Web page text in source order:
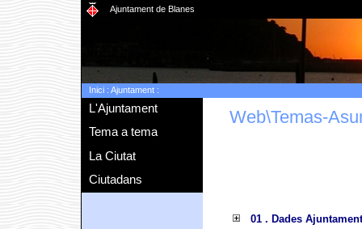
Ajuntament de Blanes
Inici: Ajuntament:
L'Ajuntament
Tema a tema
La Ciutat
Ciutadans
Web\Temas-
01 . Dades Ajuntament